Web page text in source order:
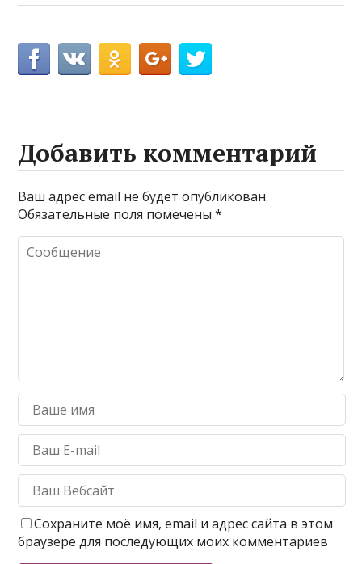
Добавить комментарий
Ваш адрес email не будет опубликован.
Обязательные поля помечены*
Сохраните моё имя, email и адрес сайта в этом
браузере для последующих моих комментариев